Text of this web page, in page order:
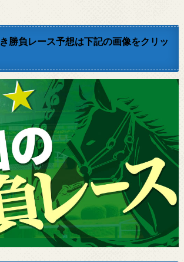
勝負レース予想は下記の画像をクリッ